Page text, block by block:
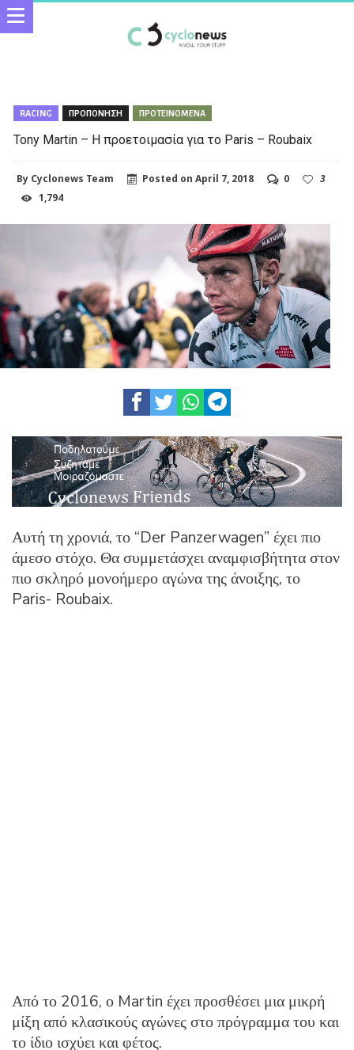
RACING ΠΡΟΠΟΝΗΣΗ ΠΡΟΤΕΙΝΟΜΕΝΑ
Tony Martin – Η προετοιμασία για το Paris – Roubaix
By Cyclonews Team Posted onApril 7, 2018 0
3
1,794
Αυτή τη χρονιά, το “Der Panzerwagen” έχει πιο
άμεσο στόχο. Θα συμμετάσχει αναμφισβήτητα στον
πιο σκληρό μονοήμερο αγώνα της άνοιξης, το
Paris- Roubaix.
Από το 2016, ο Martin έχει προσθέσει μια μικρή
μίξη από κλασικούς αγώνες στο πρόγραμμα του και
το ίδιο ισχύει και φέτος.